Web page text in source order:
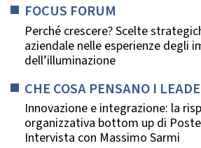
FOCUS FORUM
Perché crescere? Scelte
aziendale nelle esperienze degli
dell’illuminazione
CHE COSA PENSANO I
Innovazione e integrazione: la
organizzativa bottom up di
Intervista con Massimo Sarmi